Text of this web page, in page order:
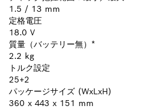
1.5 / 13 mm
定格電圧
18.0 V
質量（バッテリー無）*
2.2 kg
トルク設定
25+2
パッケージサイズ (WxLxH)
360 x 443 x 151 mm